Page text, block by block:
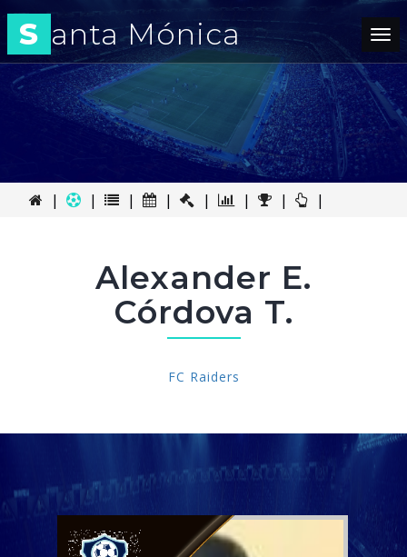
S anta Mónica
| | | | | | | |
Alexander E.
Córdova T.
FC Raiders